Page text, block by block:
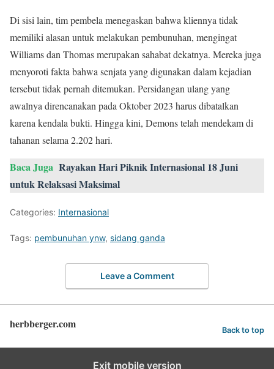
Di sisi lain, tim pembela menegaskan bahwa kliennya tidak
memiliki alasan untuk melakukan pembunuhan, mengingat
Williams dan Thomas merupakan sahabat dekatnya. Mereka juga
menyoroti fakta bahwa senjata yang digunakan dalam kejadian
tersebut tidak pernah ditemukan. Persidangan ulang yang
awalnya direncanakan pada Oktober 2023 harus dibatalkan
karena kendala bukti. Hingga kini, Demons telah mendekam di
tahanan selama 2.202 hari.
Baca Juga Rayakan Hari Piknik Internasional 18 Juni
untuk Relaksasi Maksimal
Categories: Internasional
Tags: pembunuhan ynw, sidang ganda
Leave a Comment
herbberger.com Back to top
Exit mobile version